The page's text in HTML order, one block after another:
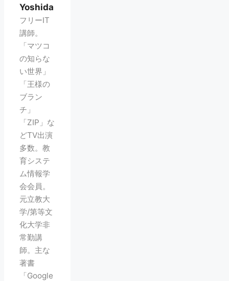
Yoshida
フリーIT
講師。
「マツコ
の知らな
い世界」
「王様の
ブラン
チ」
「ZIP」な
どTV出演
多数。教
育システ
ム情報学
会会員。
元立教大
学/第等文
化大学非
常勤講
師。主な
著書
「Google